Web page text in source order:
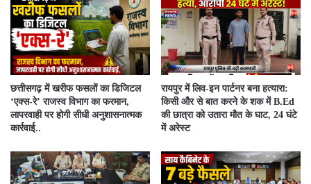
​छत्तीसगढ़ में खरीफ फसलों का डिजिटल
‘एक्स-रे’ राजस्व विभाग का फरमान,
लापरवाही पर होगी सीधी अनुशासनात्मक
कार्रवाई..
रायपुर में लिव-इन पार्टनर बना हत्यारा:
किसी और से बात करने के शक में B.Ed
की छात्रा को उतारा मौत के घाट, 24 घंटे
में अरेस्ट